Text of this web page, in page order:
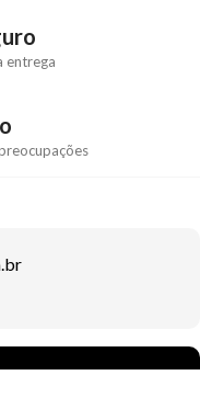
entrega